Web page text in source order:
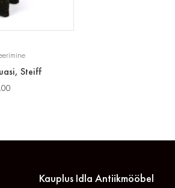
Steiff
Kauplus Idla Antiikmööbel